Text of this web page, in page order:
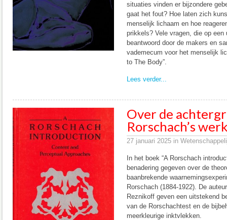
situaties vinden er bijzondere
gaat het fout? Hoe laten zich
menselijk lichaam en hoe
prikkels? Vele vragen, die op een
beantwoord door de makers en
vademecum voor het menselijk
to The Body”.
Lees verder...
Over de
Rorschach’s
27 januari 2025 in
In het boek “A Rorschach
benadering gegeven over de
baanbrekende
Rorschach (1884-1922). De
Reznikoff geven een uitstekend
van de Rorschachtest en de
meerkleurige inktvlekken.